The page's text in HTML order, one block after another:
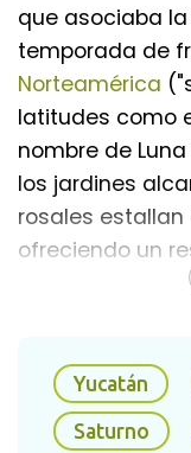
que asociaba
temporada de
Norteamérica
latitudes como
nombre de
los jardines
rosales
ofreciendo un
jueves 24 de
y alcanzará su
la 1:40 horas,
Yucatán
Saturno